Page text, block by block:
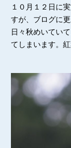
１０月１２日に
すが、ブログに
日々秋めいてい
てしまいます。